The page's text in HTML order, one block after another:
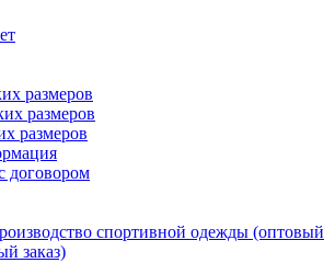
размеров
размеров
размеров
договором
спортивной одежды (оптовый
заказ)